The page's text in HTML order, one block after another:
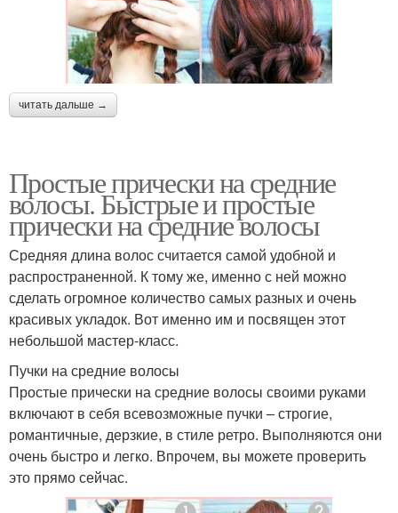
читать дальше →
Простые прически на средние
волосы. Быстрые и простые
прически на средние волосы
Средняя длина волос считается самой удобной и
распространенной. К тому же, именно с ней можно
сделать огромное количество самых разных и очень
красивых укладок. Вот именно им и посвящен этот
небольшой мастер-класс.
Пучки на средние волосы
Простые прически на средние волосы своими руками
включают в себя всевозможные пучки – строгие,
романтичные, дерзкие, в стиле ретро. Выполняются они
очень быстро и легко. Впрочем, вы можете проверить
это прямо сейчас.